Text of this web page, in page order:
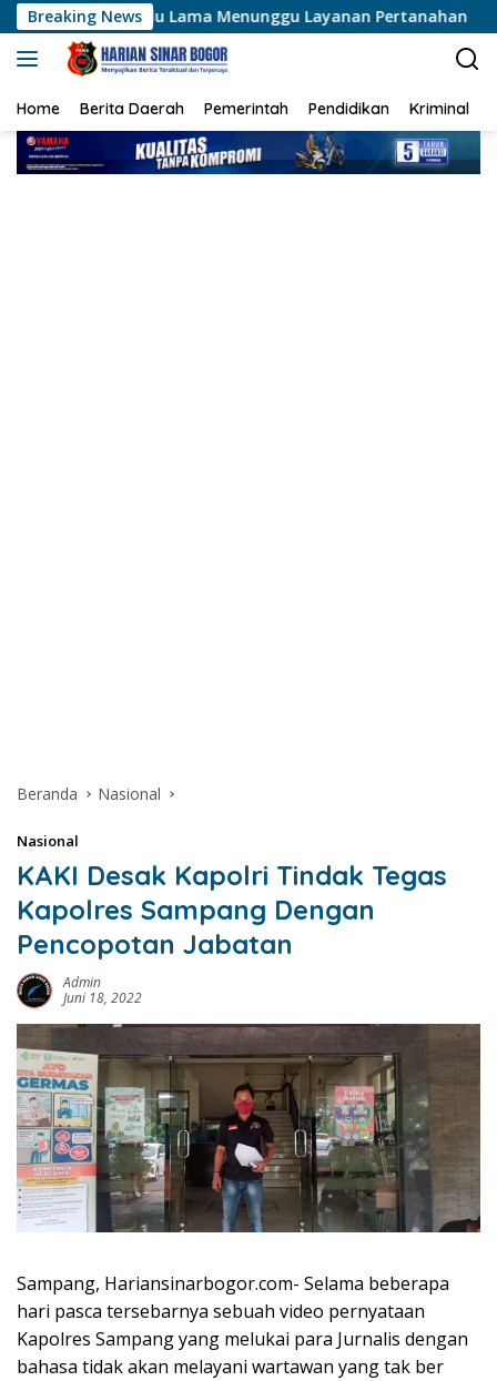
Langsung
ke
konten
Breaking News
Menunggu Layanan Pertanahan 750 Tramadol
Home Berita Daerah Pemerintah Pendidikan Kriminal
Beranda Nasional
Nasional
KAKI Desak Kapolri Tindak Tegas
Kapolres Sampang Dengan
Pencopotan Jabatan
Admin
Juni 18, 2022
Sampang, Hariansinarbogor.com- Selama beberapa
hari pasca tersebarnya sebuah video pernyataan
Kapolres Sampang yang melukai para Jurnalis dengan
bahasa tidak akan melayani wartawan yang tak ber